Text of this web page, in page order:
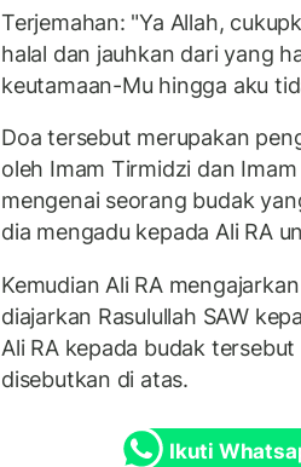
Terjemahan: "Ya Allah,
halal dan jauhkan dari yang
keutamaan-Mu hingga aku
Doa tersebut merupakan
oleh Imam Tirmidzi dan
mengenai seorang budak
dia mengadu kepada Ali RA
Kemudian Ali RA
diajarkan Rasulullah SAW
Ali RA kepada budak
disebutkan di atas.
Ikuti